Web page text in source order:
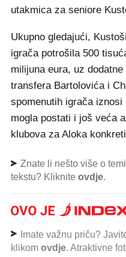
utakmica za seniore
Ukupno gledajući,
igrača potrošila 500
milijuna eura, uz
transfera Bartolovića i
spomenutih igrača
mogla postati i još veća
klubova za Aloka
Znate li nešto više o
tekstu? Kliknite ovdje.
Imate važnu priču?
klikom ovdje. Atraktivne